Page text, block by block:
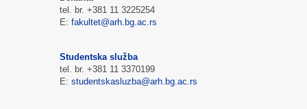
tel. br. +381 11 3225254
E: fakultet@arh.bg.ac.rs
Studentska služba
tel. br. +381 11 3370199
E: studentskasluzba@arh.bg.ac.rs